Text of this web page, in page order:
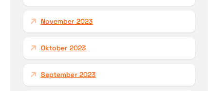
November 2023
Oktober 2023
September 2023